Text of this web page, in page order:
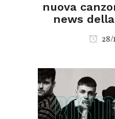
nuova
news
28/